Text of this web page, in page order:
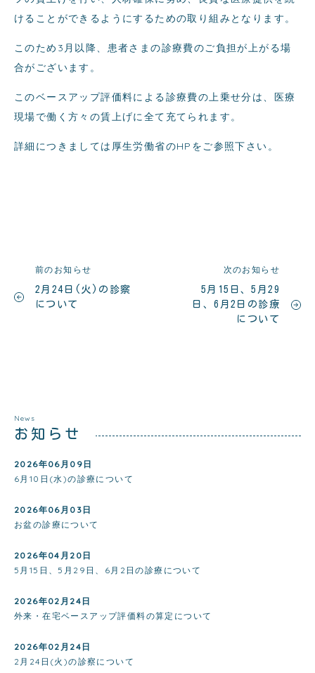
けることができるようにするための取り組みとなります。
このため3月以降、患者さまの診療費のご負担が上がる場
合がございます。
このベースアップ評価料による診療費の上乗せ分は、医療
現場で働く方々の賃上げに全て充てられます。
詳細につきましては厚生労働省のHPをご参照下さい。
前のお知らせ
2月24日(火)の診察
について
次のお知らせ
5月15日、5月29
日、6月2日の診療
について
お知らせ
News
2026年06月09日
6月10日(水)の診療について
2026年06月03日
お盆の診療について
2026年04月20日
5月15日、5月29日、6月2日の診療について
2026年02月24日
外来・在宅ベースアップ評価料の算定について
2026年02月24日
2月24日(火)の診察について